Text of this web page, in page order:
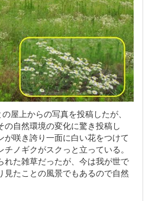
屋上からの写真を投稿したが、
自然環境の変化に驚き投稿し
が咲き誇り一面に白い花をつけて
ノギクがスクっと立っている。
れた雑草だったが、今は我が世で
見たことの風景でもあるので自然